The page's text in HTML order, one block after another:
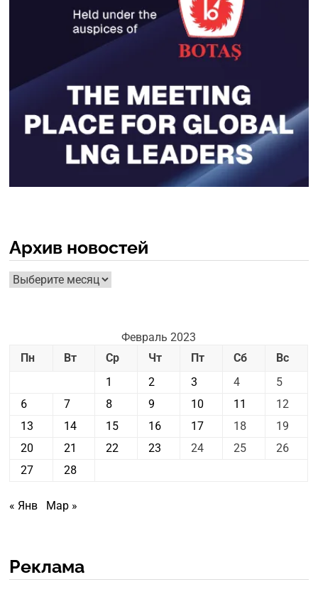
Архив новостей
Архив
новостей
Февраль 2023
Пн
Вт Ср Чт Пт Сб
Вс
1
2 3 4
5
6
7 8 9 10 11
12
13
14 15 16 17 18
19
20
21 22 23 24 25
26
27
28
« Янв Мар »
Реклама